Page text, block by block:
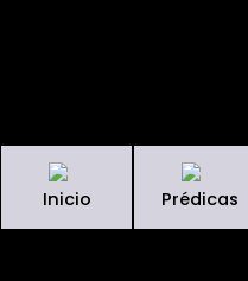
Inicio Prédicas